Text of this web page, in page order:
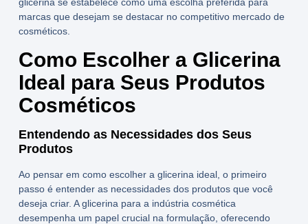
marcas que desejam se destacar no competitivo mercado de
cosméticos.
Como Escolher a Glicerina
Ideal para Seus Produtos
Cosméticos
Entendendo as Necessidades dos Seus
Produtos
Ao pensar em como escolher a glicerina ideal, o primeiro
passo é entender as necessidades dos produtos que você
deseja criar. Aglicerina para a indústria cosmética
desempenha um papel crucial na formulação, oferecendo